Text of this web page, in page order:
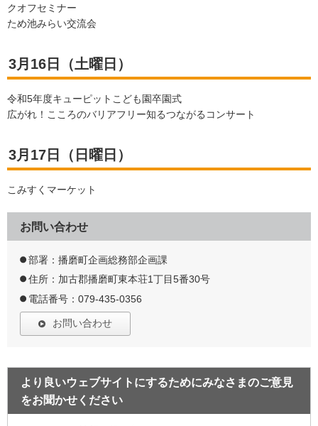
クオフセミナー
ため池みらい交流会
3月16日（土曜日）
令和5年度キューピットこども園卒園式
広がれ！こころのバリアフリー知るつながるコンサート
3月17日（日曜日）
こみすくマーケット
お問い合わせ
部署：播磨町企画総務部企画課
住所：加古郡播磨町東本荘1丁目5番30号
電話番号：079-435-0356
お問い合わせ
より良いウェブサイトにするためにみなさまのご意見
をお聞かせください